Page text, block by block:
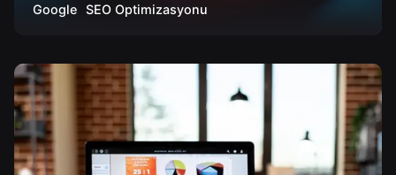
Google SEO Optimizasyonu
Yazar
Çiğdem Y.